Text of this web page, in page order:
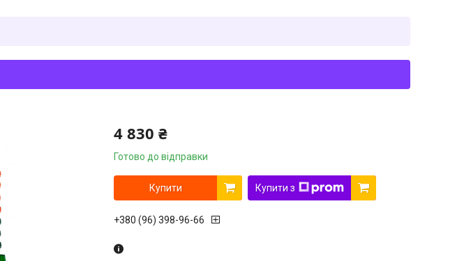
4 830 ₴
Готово до відправки
Купити Купити з
+380 (96) 398-96-66